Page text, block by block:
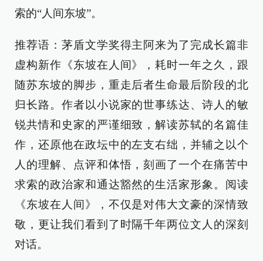
索的“人间东坡”。
推荐语：茅盾文学奖得主阿来为了完成长篇非
虚构新作《东坡在人间》，耗时一年之久，跟
随苏东坡的脚步，重走后者生命最后阶段的北
归长路。作者以小说家的世事练达、诗人的敏
锐共情和史家的严谨细致，解读苏轼的名篇佳
作，还原他在政坛中的左支右绌，并辅之以个
人的理解、点评和体悟，刻画了一个在痛苦中
求索的政治家和通达豁然的生活家形象。阅读
《东坡在人间》，不仅是对伟大文豪的深情致
敬，更让我们看到了时隔千年两位文人的深刻
对话。